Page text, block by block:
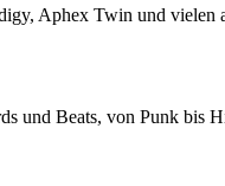
Aphex Twin und vielen
und Beats, von Punk bis